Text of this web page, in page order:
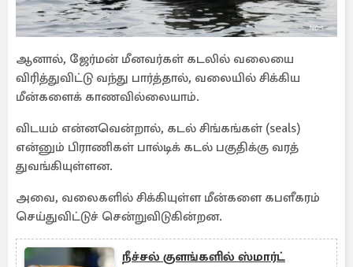
ஆனால், ஜேர்மன் மீனவர்கள் கடலில் வலையை
விரித்துவிட்டு வந்து பார்த்தால், வலையில் சிக்கிய
மீன்களைக் காணவில்லையாம்.
விடயம் என்னவென்றால், கடல் சிங்கங்கள் (seals)
என்னும் பிராணிகள் பால்டிக் கடல் பகுதிக்கு வரத்
துவங்கியுள்ளன.
அவை, வலைகளில் சிக்கியுள்ள மீன்களை கபளீகரம்
செய்துவிட்டுச் சென்றுவிடுகின்றன.
நீச்சல் குளங்களில் ஸ்மார்ட்